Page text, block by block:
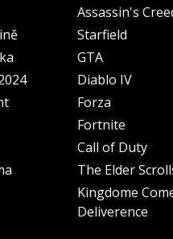
Assassin's
Starfield
GTA
Diablo IV
Forza
Fortnite
Call of Duty
The Elder
Kingdome
Deliverence